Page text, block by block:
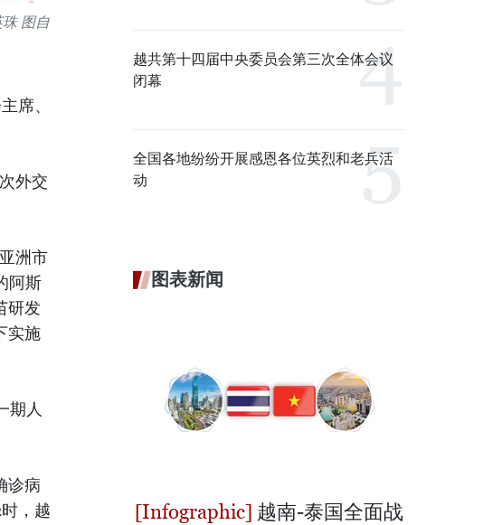
图自
席、
外交
洲市
阿斯
研发
实施
期人
诊病
，越
越共第十四届中央委员会第三次全体会议
闭幕
全国各地纷纷开展感恩各位英烈和老兵活
动
图表新闻
越南-泰国全面战